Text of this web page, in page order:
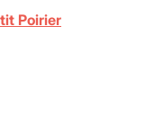
Poirier